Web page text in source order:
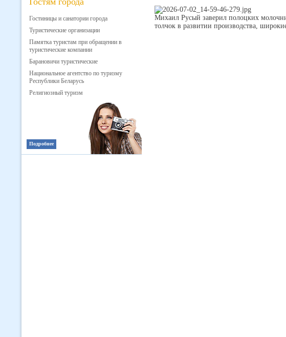
Гостиницы и санатории города
Туристические организации
Памятка туристам при обращении в
туристические компании
Барановичи туристические
Национальное агентство по туризму
Республики Беларусь
Религиозный туризм
Подробнее
Михаил Русый заверил полоцких
толчок в развитии производства,